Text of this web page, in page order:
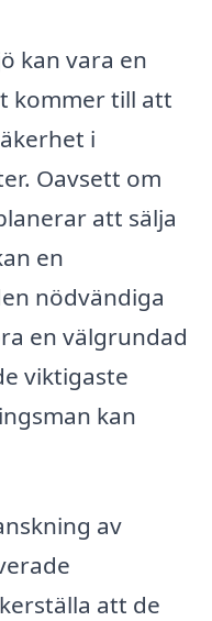
kan vara en
kommer till att
i
Oavsett om
att sälja
en
nödvändiga
en välgrundad
viktigaste
kan
av
att de